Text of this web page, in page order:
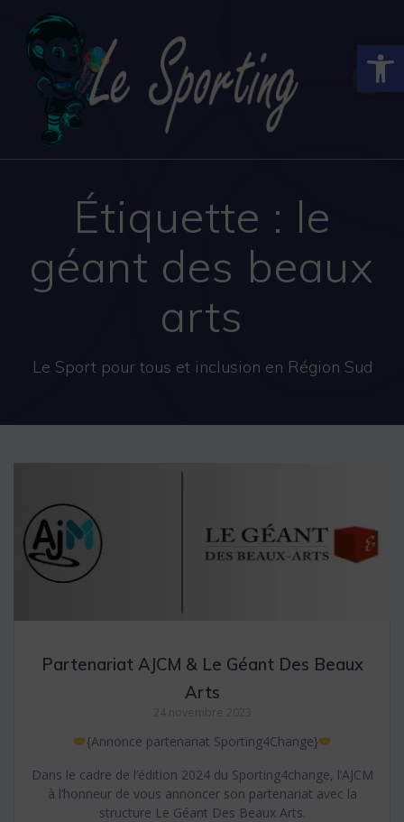
Ouvrir
Étiquette : le
géant des beaux
arts
Le Sport pour tous et inclusion en Région Sud
Partenariat AJCM & Le Géant Des Beaux
Arts
24 novembre 2023
{Annonce partenariat Sporting4Change}
Dans le cadre de l’édition 2024 du Sporting4change, l’AJCM
à l’honneur de vous annoncer son partenariat avec la
structure Le Géant Des Beaux Arts.